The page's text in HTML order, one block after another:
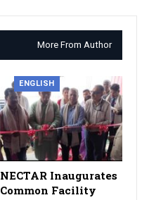
More From Author
ENGLISH
NECTAR Inaugurates
Common Facility